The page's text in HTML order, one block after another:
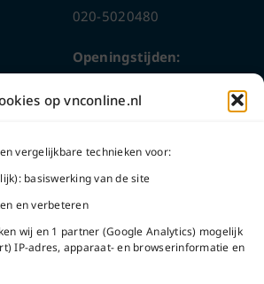
op vnconline.nl
vergelijkbare technieken voor:
basiswerking van de site
en verbeteren
wij en 1 partner (Google Analytics) mogelijk
IP-adres, apparaat- en browserinformatie en
020-5020480
Openingstijden:
ma t/m do
Na openingstijden
bereikbaar via
5020480